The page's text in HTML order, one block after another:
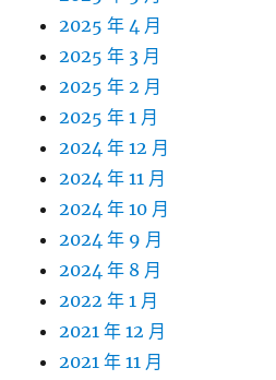
2025 年 4 月
2025 年 3 月
2025 年 2 月
2025 年 1 月
2024 年 12 月
2024 年 11 月
2024 年 10 月
2024 年 9 月
2024 年 8 月
2022 年 1 月
2021 年 12 月
2021 年 11 月